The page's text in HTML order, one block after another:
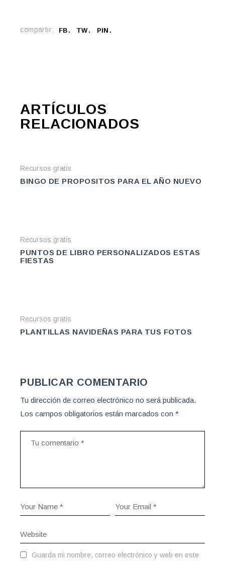
compartir: FB TW PIN
ARTÍCULOS
RELACIONADOS
Recursos gratis
BINGO DE PROPOSITOS PARA EL AÑO NUEVO
Recursos gratis
PUNTOS DE LIBRO PERSONALIZADOS ESTAS
FIESTAS
Recursos gratis
PLANTILLAS NAVIDEÑAS PARA TUS FOTOS
PUBLICAR COMENTARIO
Tu dirección de correo electrónico no será publicada.
Los campos obligatorios están marcados con*
Guarda mi nombre, correo electrónico y web en este